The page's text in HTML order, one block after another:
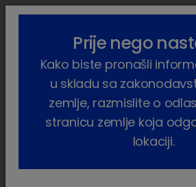
2024
Liječenje Cushingova sindroma u pasa
kompanije Dechra
Život u drugom pravcu
Cushingova sindroma
Prije nego
Kako biste pronašli
u skladu sa
zemlje, razmislite o
stranicu zemlje koja
lokaciji.